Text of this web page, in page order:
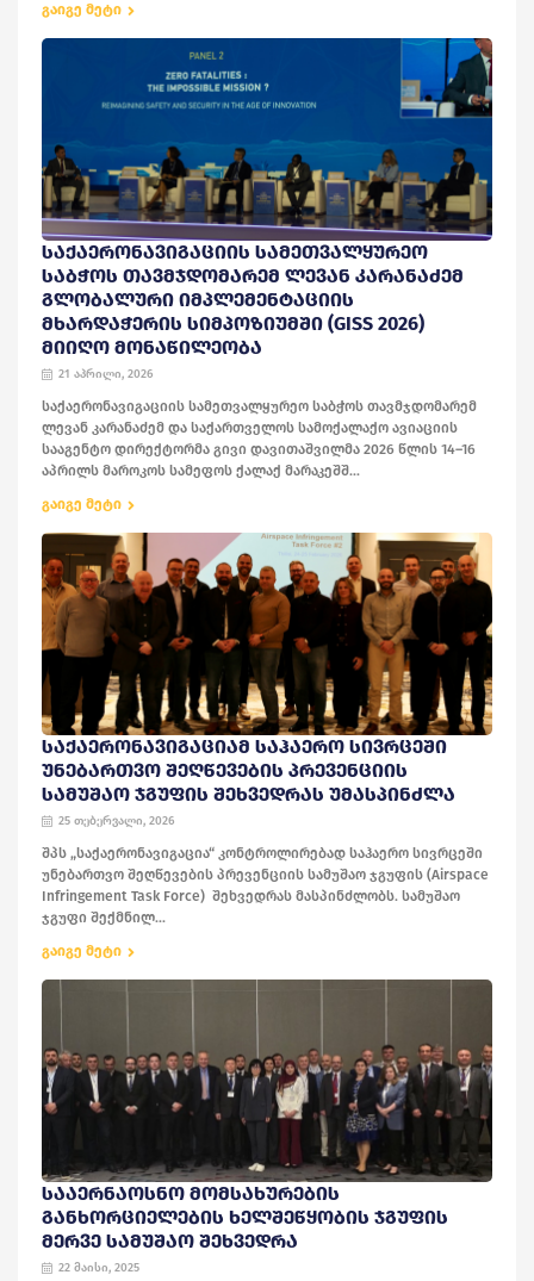
გაიგე მეტი
ᲡᲐᲥᲐᲔᲠᲝᲜᲐᲕᲘᲒᲐᲪᲘᲘᲡ ᲡᲐᲛᲔᲗᲕᲐᲚᲧᲣᲠᲔᲝ
ᲡᲐᲑᲭᲝᲡ ᲗᲐᲕᲛᲯᲓᲝᲛᲐᲠᲔᲛ ᲚᲔᲕᲐᲜ ᲙᲐᲠᲐᲜᲐᲫᲔᲛ
ᲒᲚᲝᲑᲐᲚᲣᲠᲘ ᲘᲛᲞᲚᲔᲛᲔᲜᲢᲐᲪᲘᲘᲡ
ᲛᲮᲐᲠᲓᲐᲭᲔᲠᲘᲡ ᲡᲘᲛᲞᲝᲖᲘᲣᲛᲨᲘ (GISS 2026)
ᲛᲘᲘᲦᲝ ᲛᲝᲜᲐᲬᲘᲚᲔᲝᲑᲐ
21 აპრილი, 2026
საქაერონავიგაციის სამეთვალყურეო საბჭოს თავმჯდომარემ
ლევან კარანაძემ და საქართველოს სამოქალაქო ავიაციის
სააგენტო დირექტორმა გივი დავითაშვილმა 2026 წლის 14–16
აპრილს მაროკოს სამეფოს ქალაქ მარაკეშშ...
გაიგე მეტი
ᲡᲐᲥᲐᲔᲠᲝᲜᲐᲕᲘᲒᲐᲪᲘᲐᲛ ᲡᲐᲰᲐᲔᲠᲝ ᲡᲘᲕᲠᲪᲔᲨᲘ
ᲣᲜᲔᲑᲐᲠᲗᲕᲝ ᲨᲔᲦᲬᲔᲕᲔᲑᲘᲡ ᲞᲠᲔᲕᲔᲜᲪᲘᲘᲡ
ᲡᲐᲛᲣᲨᲐᲝ ᲯᲒᲣᲤᲘᲡ ᲨᲔᲮᲕᲔᲓᲠᲐᲡ ᲣᲛᲐᲡᲞᲘᲜᲫᲚᲐ
25 თებერვალი, 2026
შპს „საქაერონავიგაცია“ კონტროლირებად საჰაერო სივრცეში
უნებართვო შეღწევების პრევენციის სამუშაო ჯგუფის (Airspace
Infringement Task Force) შეხვედრას მასპინძლობს. სამუშაო
ჯგუფი შექმნილ...
გაიგე მეტი
ᲡᲐᲐᲔᲠᲜᲐᲝᲡᲜᲝ ᲛᲝᲛᲡᲐᲮᲣᲠᲔᲑᲘᲡ
ᲒᲐᲜᲮᲝᲠᲪᲘᲔᲚᲔᲑᲘᲡ ᲮᲔᲚᲨᲔᲬᲧᲝᲑᲘᲡ ᲯᲒᲣᲤᲘᲡ
ᲛᲔᲠᲕᲔ ᲡᲐᲛᲣᲨᲐᲝ ᲨᲔᲮᲕᲔᲓᲠᲐ
22 მაისი, 2025